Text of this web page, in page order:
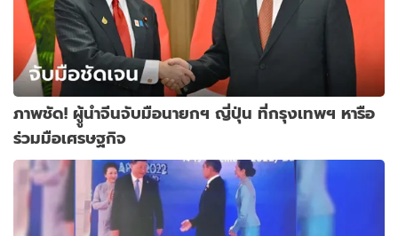
ภาพชัด! ผูู้นำจีนจับมือนายกฯ ญี่ปุ่น ที่กรุงเทพฯ หารือ
ร่วมมือเศรษฐกิจ